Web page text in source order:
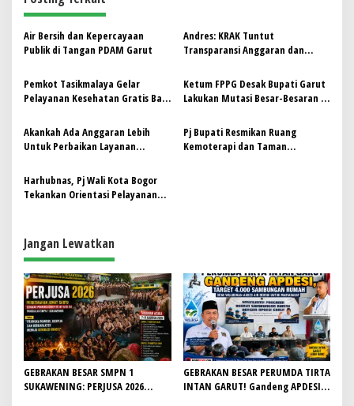
a
s
i
p
o
s
Air Bersih dan Kepercayaan
Publik di Tangan PDAM Garut
Andres: ​KRAK Tuntut
Transparansi Anggaran dan
Selamet Garut
Pemkot Tasikmalaya Gelar
Pelayanan Kesehatan Gratis Bagi
Ketum FPPG Desak Bupati Garut
Lakukan Mutasi Besar-Besaran di
Akankah Ada Anggaran Lebih
Untuk Perbaikan Layanan
Pj Bupati Resmikan Ruang
Kemoterapi dan Taman
Harhubnas, Pj Wali Kota Bogor
Tekankan Orientasi Pelayanan
Jangan Lewatkan
GEBRAKAN BESAR SMPN 1
SUKAWENING: PERJUSA 2026
GEBRAKAN BESAR PERUMDA TIRTA
INTAN GARUT! Gandeng APDESI,